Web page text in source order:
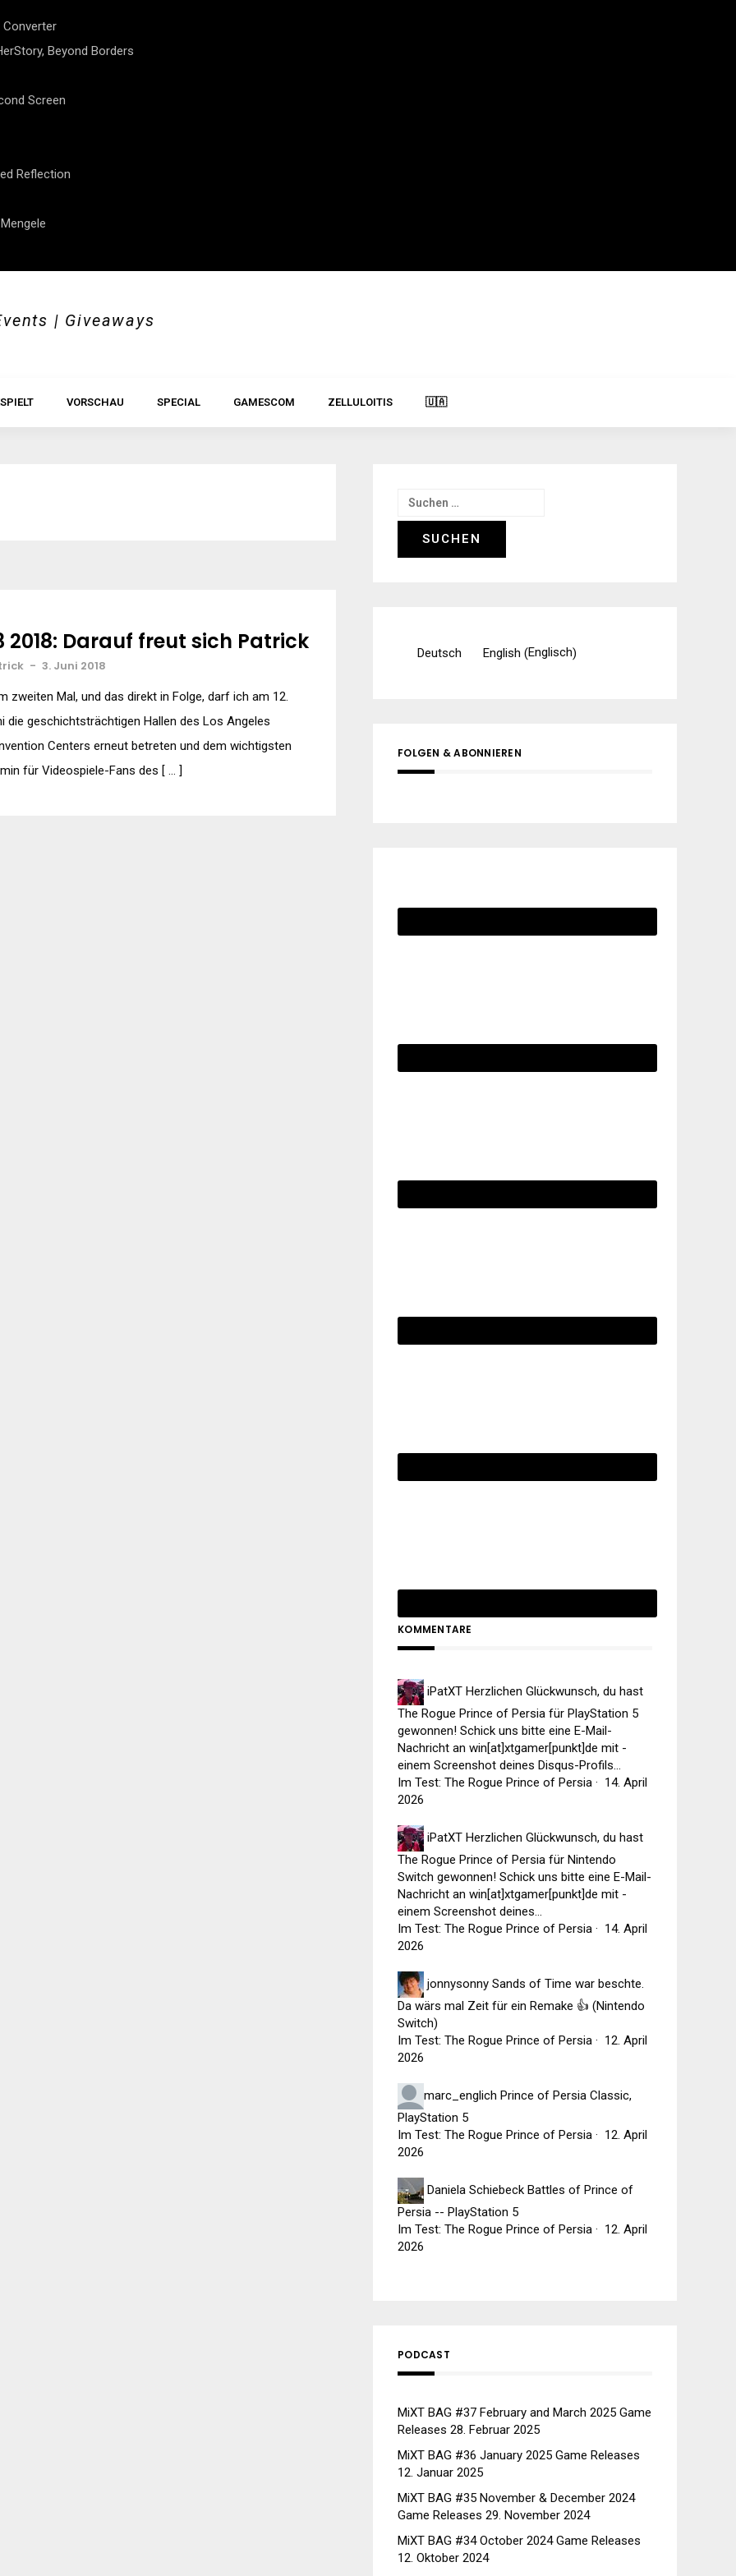
Converter
Beyond Borders
Screen
Reflection
| Giveaways
VORSCHAU SPECIAL GAMESCOM ZELLULOITIS 🇺🇦
2018: Darauf freut sich Patrick
- 3. Juni 2018
zweiten Mal, und das direkt in Folge, darf ich am 12.
die geschichtsträchtigen Hallen des Los Angeles
Centers erneut betreten und dem wichtigsten
für Videospiele-Fans des [ … ]
Suchen
nach:
Deutsch English (Englisch)
FOLGEN & ABONNIEREN
KOMMENTARE
iPatXT Herzlichen Glückwunsch, du hast
The Rogue Prince of Persia für PlayStation 5
gewonnen! Schick uns bitte eine E-Mail-
Nachricht an win[at]xtgamer[punkt]de mit -
einem Screenshot deines Disqus-Profils...
Im Test: The Rogue Prince of Persia · 14. April
2026
iPatXT Herzlichen Glückwunsch, du hast
The Rogue Prince of Persia für Nintendo
Switch gewonnen! Schick uns bitte eine E-Mail-
Nachricht an win[at]xtgamer[punkt]de mit -
einem Screenshot deines...
Im Test: The Rogue Prince of Persia · 14. April
2026
jonnysonny Sands of Time war beschte.
Da wärs mal Zeit für ein Remake 👍 (Nintendo
Switch)
Im Test: The Rogue Prince of Persia · 12. April
2026
marc_englich Prince of Persia Classic,
PlayStation 5
Im Test: The Rogue Prince of Persia · 12. April
2026
Daniela Schiebeck Battles of Prince of
Persia -- PlayStation 5
Im Test: The Rogue Prince of Persia · 12. April
2026
PODCAST
MiXT BAG #37 February and March 2025 Game
Releases 28. Februar 2025
MiXT BAG #36 January 2025 Game Releases
12. Januar 2025
MiXT BAG #35 November & December 2024
Game Releases 29. November 2024
MiXT BAG #34 October 2024 Game Releases
12. Oktober 2024